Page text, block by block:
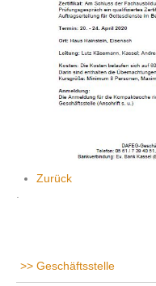
Zurück
Geschäftsstelle